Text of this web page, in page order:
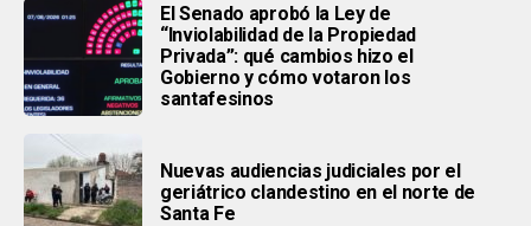
El Senado aprobó la Ley de
“Inviolabilidad de la Propiedad
Privada”: qué cambios hizo el
Gobierno y cómo votaron los
santafesinos
Nuevas audiencias judiciales por el
geriátrico clandestino en el norte de
Santa Fe